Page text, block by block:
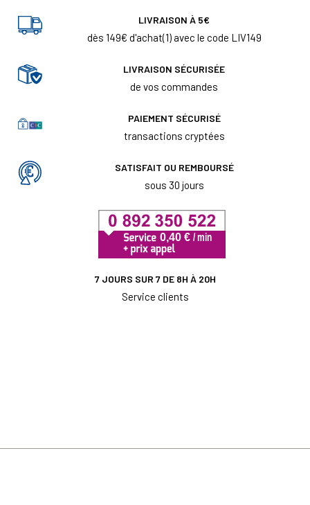
LIVRAISON À 5€
dès 149€ d'achat(1) avec le code LIV149
LIVRAISON SÉCURISÉE
de vos commandes
PAIEMENT SÉCURISÉ
transactions cryptées
SATISFAIT OU REMBOURSÉ
sous 30 jours
7 JOURS SUR 7 DE 8H À 20H
Service clients